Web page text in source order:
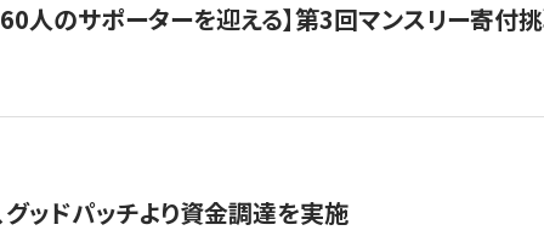
人のサポーターを迎える】​​第3回マンスリー寄付
グッドパッチより資金調達を実施